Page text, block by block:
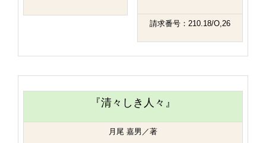
請求番号：210.18/O,26
『清々しき人々』
月尾 嘉男／著